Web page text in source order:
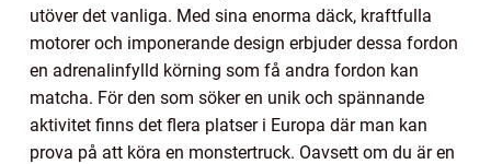
utöver det vanliga. Med sina enorma däck, kraftfulla
motorer och imponerande design erbjuder dessa fordon
en adrenalinfylld körning som få andra fordon kan
matcha. För den som söker en unik och spännande
aktivitet finns det flera platser i Europa där man kan
prova på att köra en monstertruck. Oavsett om du är en